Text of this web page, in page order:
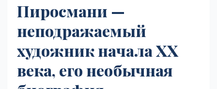
Пиросмани —
неподражаемый
художник начала XX
века, его необычная